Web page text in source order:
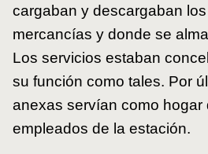
cargaban y descargaban
mercancías y donde se
Los servicios estaban
su función como tales. Por
anexas servían como hogar
empleados de la estación.